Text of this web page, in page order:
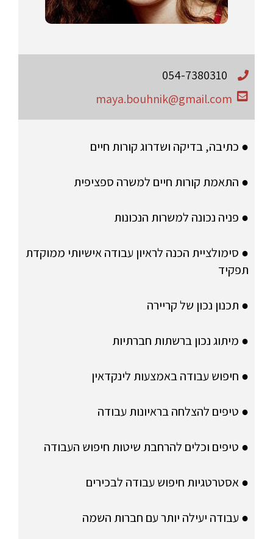
054-7380310
maya.bouhnik@gmail.com
● כתיבה, בדיקה ושדרוג קורות חיים
● התאמת קורות חיים למשרה ספציפית
● פניה נכונה למשרות הנכונות
● סימולציית הכנה לראיון עבודה אישיותי ממוקדת
תפקיד
● תכנון נכון של קריירה
● מיתוג נכון ברשתות חברתיות
● חיפוש עבודה באמצעות לינקדאין
● טיפים להצלחה בראיונות עבודה
● טיפים וכלים להרחבת שיטות חיפוש העבודה
● אסטרטגיות חיפוש עבודה לבכירים
● עבודה יעילה יותר עם חברות השמה